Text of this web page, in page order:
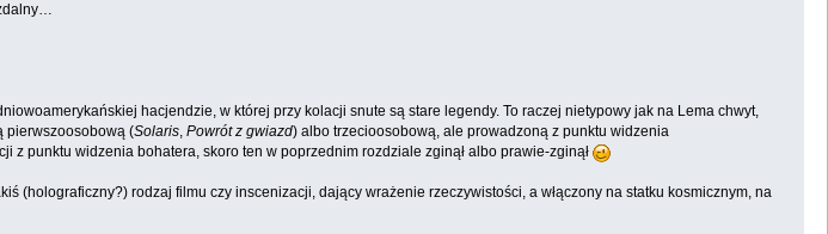
hacjendzie, w której przy kolacji snute są stare legendy. To raczej nietypowy jak na Lema chwyt,
pierwszoosobową (Solaris, Powrót z gwiazd) albo trzecioosobową, ale prowadzoną z punktu widzenia
z punktu widzenia bohatera, skoro ten w poprzednim rozdziale zginął albo prawie-zginął
(holograficzny?) rodzaj filmu czy inscenizacji, dający wrażenie rzeczywistości, a włączony na statku kosmicznym, na